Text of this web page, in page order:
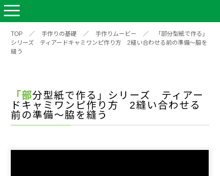
TOP ／ 手作りの基礎 ／ 手作りムービー ／
「部分型紙で作る」
シリーズ ティアードキャミワンピ作り方 2縫い合わせる前の準備～脇を
縫う
「部分型紙で作る」シリーズ ティアー
ドキャミワンピ作り方 2縫い合わせる
前の準備～脇を縫う